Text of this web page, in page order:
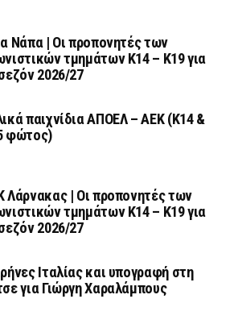
Νάπα | Οι προπονητές των
τμημάτων Κ14 – Κ19 για
2026/27
παιχνίδια ΑΠΟΕΛ – ΑΕΚ (Κ14 &
φώτος)
Λάρνακας | Οι προπονητές των
τμημάτων Κ14 – Κ19 για
2026/27
Ιταλίας και υπογραφή στη
για Γιώργη Χαραλάμπους